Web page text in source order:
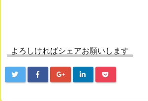
よろしければシェアお願いします